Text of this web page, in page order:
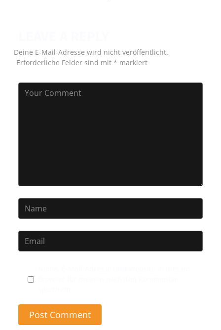
Deine E-Mail-Adresse wird nicht veröffentlicht.
Erforderliche Felder sind mit * markiert
Post Comment